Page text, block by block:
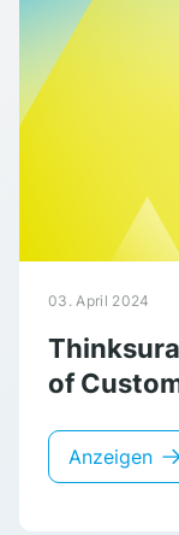
03. April 2024
of
Anzeigen